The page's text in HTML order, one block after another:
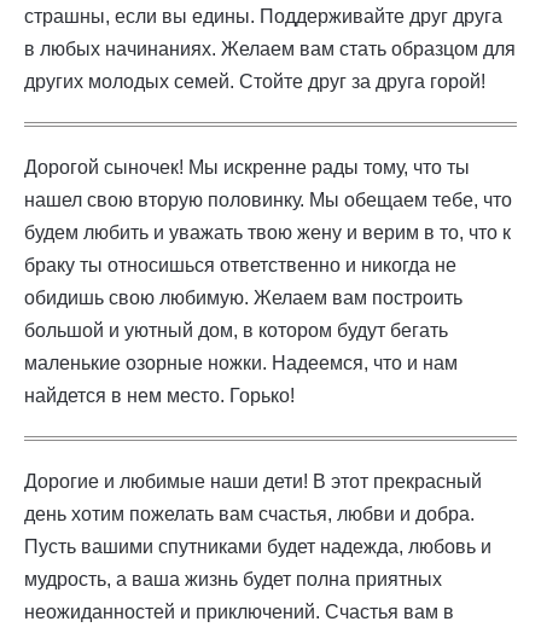
страшны, если вы едины. Поддерживайте друг друга
в любых начинаниях. Желаем вам стать образцом для
других молодых семей. Стойте друг за друга горой!
Дорогой сыночек! Мы искренне рады тому, что ты
нашел свою вторую половинку. Мы обещаем тебе, что
будем любить и уважать твою жену и верим в то, что к
браку ты относишься ответственно и никогда не
обидишь свою любимую. Желаем вам построить
большой и уютный дом, в котором будут бегать
маленькие озорные ножки. Надеемся, что и нам
найдется в нем место. Горько!
Дорогие и любимые наши дети! В этот прекрасный
день хотим пожелать вам счастья, любви и добра.
Пусть вашими спутниками будет надежда, любовь и
мудрость, а ваша жизнь будет полна приятных
неожиданностей и приключений. Счастья вам в